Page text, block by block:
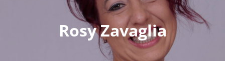
Rosy Zavaglia